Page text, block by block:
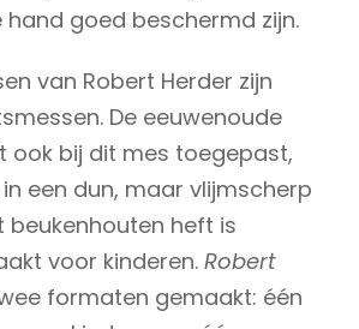
goed beschermd zijn.
van Robert Herder zijn
De eeuwenoude
ook bij dit mes toegepast,
een dun, maar vlijmscherp
beukenhouten heft is
voor kinderen.Robert
formaten gemaakt: één